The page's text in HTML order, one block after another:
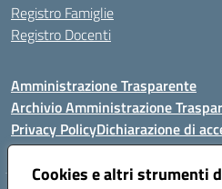
Cookies e altri strumenti
Registro Famiglie
Registro Docenti
Amministrazione Trasparente
Archivio Amministrazione
Privacy PolicyDichiarazione di